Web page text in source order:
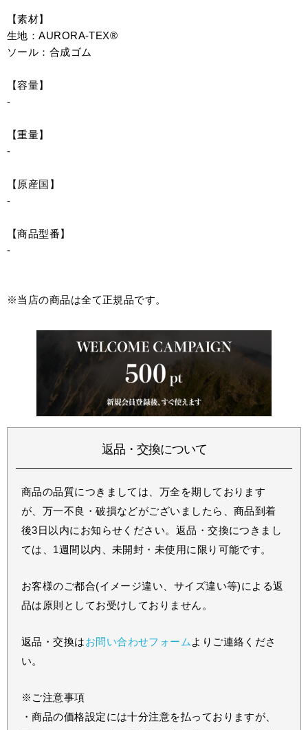
【素材】
生地：AURORA-TEX®
ソール：合成ゴム
【容量】
-
【重量】
-
【原産国】
-
【商品型番】
-
※当店の商品は全て正規品です。
返品・交換について
商品の品質につきましては、万全を期しております
が、万一不良・破損などがございましたら、商品到着
後3日以内にお知らせください。返品・交換につきまし
ては、1週間以内、未開封・未使用に限り可能です。
お客様のご都合(イメージ違い、サイズ違い等)による返
品は原則としてお受けしておりません。
返品・交換はお問い合わせフォーム よりご連絡くださ
い。
※ご注意事項
・商品の価格設定には十分注意を払っておりますが、